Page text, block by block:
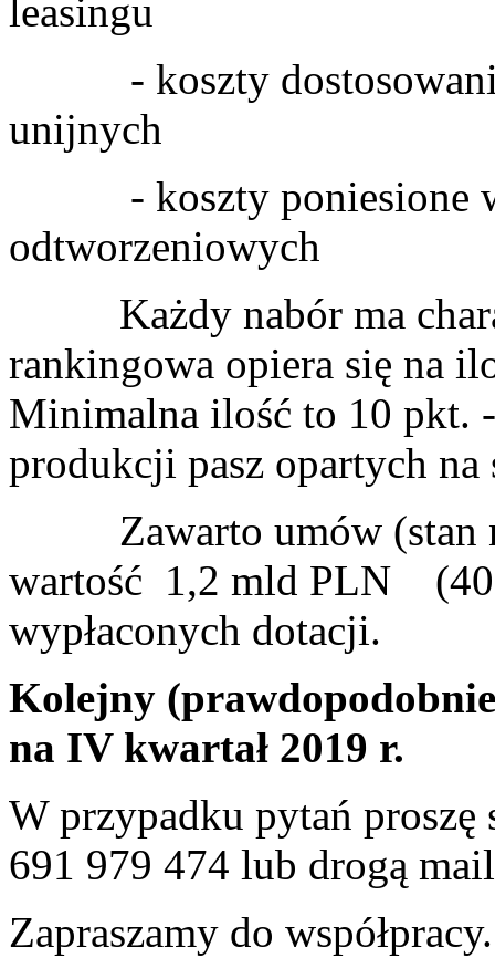
leasingu
- koszty dostosowania
unijnych
- koszty poniesione w
odtworzeniowych
Każdy nabór ma
rankingowa opiera się na
Minimalna ilość to 10 pkt.
produkcji pasz opartych
Zawarto umów (stan
wartość 1,2 mld PLN
wypłaconych dotacji.
Kolejny
na IV kwartał 2019 r.
W przypadku pytań
691 979 474 lub drogą
Zapraszamy do współpracy.